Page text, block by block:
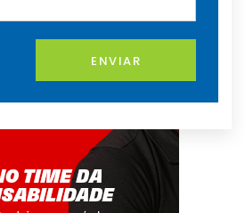
ENVIAR